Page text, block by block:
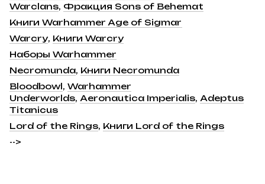
Warclans, Фракция Sons of Behemat
Книги Warhammer Age of Sigmar
Warcry, Книги Warcry
Наборы Warhammer
Necromunda, Книги Necromunda
Bloodbowl, Warhammer
Underworlds, Aeronautica Imperialis, Adeptus
Titanicus
Lord of the Rings, Книги Lord of the Rings
-->